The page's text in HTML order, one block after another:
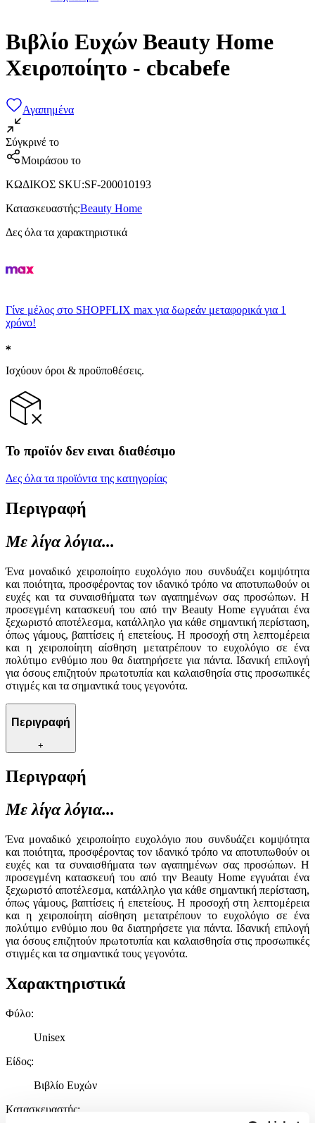
Βιβλίο Ευχών Beauty Home
Χειροποίητο - cbcabefe
Αγαπημένα
Σύγκρινέ το
Μοιράσου το
ΚΩΔΙΚΟΣ SKU:SF-200010193
Κατασκευαστής:Beauty Home
Δες όλα τα χαρακτηριστικά
Γίνε μέλος στο SHOPFLIX max για δωρεάν μεταφορικά για 1
χρόνο!
Ισχύουν όροι & προϋποθέσεις.
Το προϊόν δεν ειναι διαθέσιμο
Δες όλα τα προϊόντα της κατηγορίας
Περιγραφή
Με λίγα λόγια...
Ένα μοναδικό χειροποίητο ευχολόγιο που συνδυάζει κομψότητα
και ποιότητα, προσφέροντας τον ιδανικό τρόπο να αποτυπωθούν οι
ευχές και τα συναισθήματα των αγαπημένων σας προσώπων. Η
προσεγμένη κατασκευή του από την Beauty Home εγγυάται ένα
ξεχωριστό αποτέλεσμα, κατάλληλο για κάθε σημαντική περίσταση,
όπως γάμους, βαπτίσεις ή επετείους. Η προσοχή στη λεπτομέρεια
και η χειροποίητη αίσθηση μετατρέπουν το ευχολόγιο σε ένα
πολύτιμο ενθύμιο που θα διατηρήσετε για πάντα. Ιδανική επιλογή
για όσους επιζητούν πρωτοτυπία και καλαισθησία στις προσωπικές
στιγμές και τα σημαντικά τους γεγονότα.
Περιγραφή
+
Περιγραφή
Με λίγα λόγια...
Ένα μοναδικό χειροποίητο ευχολόγιο που συνδυάζει κομψότητα
και ποιότητα, προσφέροντας τον ιδανικό τρόπο να αποτυπωθούν οι
ευχές και τα συναισθήματα των αγαπημένων σας προσώπων. Η
προσεγμένη κατασκευή του από την Beauty Home εγγυάται ένα
ξεχωριστό αποτέλεσμα, κατάλληλο για κάθε σημαντική περίσταση,
όπως γάμους, βαπτίσεις ή επετείους. Η προσοχή στη λεπτομέρεια
και η χειροποίητη αίσθηση μετατρέπουν το ευχολόγιο σε ένα
πολύτιμο ενθύμιο που θα διατηρήσετε για πάντα. Ιδανική επιλογή
για όσους επιζητούν πρωτοτυπία και καλαισθησία στις προσωπικές
στιγμές και τα σημαντικά τους γεγονότα.
Χαρακτηριστικά
Φύλο:
Unisex
Είδος:
Βιβλίο Ευχών
Κατασκευαστής: